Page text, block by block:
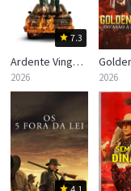
7.3
Ardente Vingança
2026 2026